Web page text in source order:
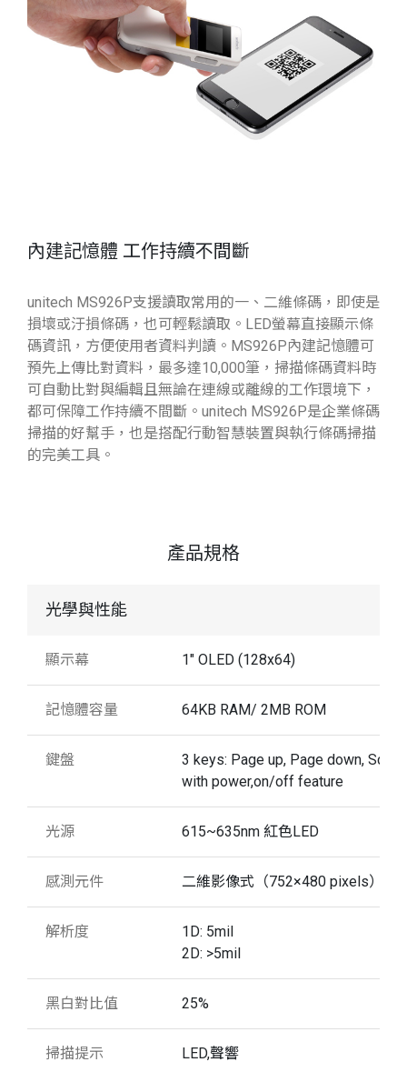
內建記憶體 工作持續不間斷
unitech MS926P支援讀取常用的一、二維條碼，即使是
損壞或汙損條碼，也可輕鬆讀取。LED螢幕直接顯示條
碼資訊，方便使用者資料判讀。MS926P內建記憶體可
預先上傳比對資料，最多達10,000筆，掃描條碼資料時
可自動比對與編輯且無論在連線或離線的工作環境下，
都可保障工作持續不間斷。unitech MS926P是企業條碼
掃描的好幫手，也是搭配行動智慧裝置與執行條碼掃描
的完美工具。
產品規格
光學與性能
顯示幕 1" OLED (128x64)
記憶體容量 64KB RAM/ 2MB ROM
鍵盤
3 keys: Page up, Page down, Scan
with power,on/off feature
光源 615~635nm 紅色LED
感測元件 二維影像式（752×480 pixels）
解析度
1D: 5mil
2D: >5mil
黑白對比值 25%
掃描提示 LED,聲響